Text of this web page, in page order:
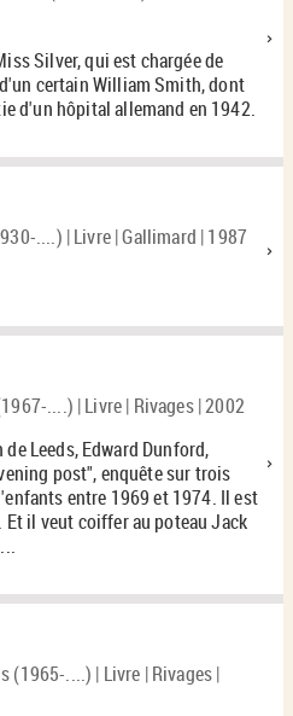
Silver, qui est chargée de
certain William Smith, dont
d'un hôpital allemand en 1942.
....) | Livre | Gallimard | 1987
....) | Livre | Rivages | 2002
de Leeds, Edward Dunford,
post", enquête sur trois
entre 1969 et 1974. Il est
il veut coiffer au poteau Jack
(1965-....) | Livre | Rivages |